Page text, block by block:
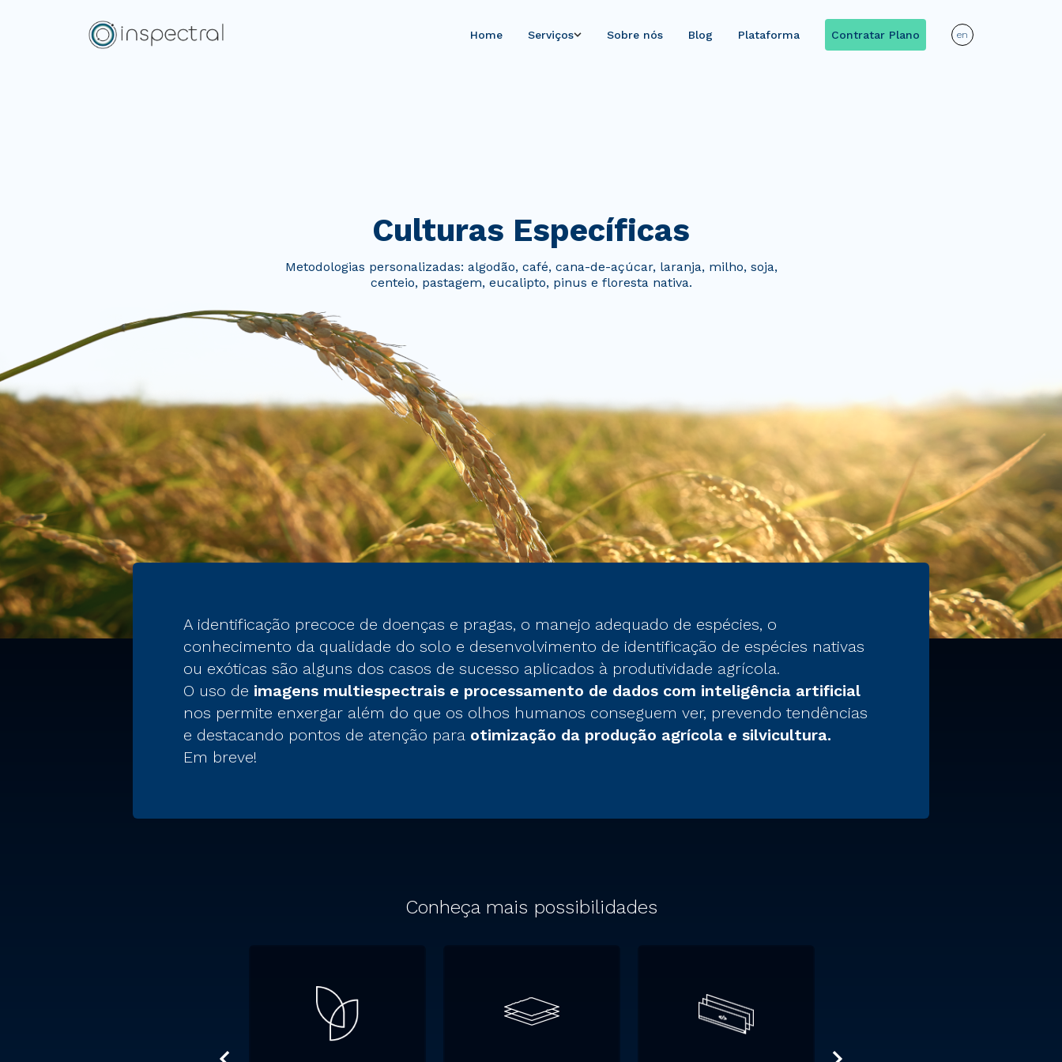
Home Serviços Sobre nós Blog Plataforma Contratar Plano en
Culturas Específicas
Metodologias personalizadas: algodão, café, cana-de-açúcar, laranja, milho, soja,
centeio, pastagem, eucalipto, pinus e floresta nativa.
A identificação precoce de doenças e pragas, o manejo adequado de espécies, o
conhecimento da qualidade do solo e desenvolvimento de identificação de espécies nativas
ou exóticas são alguns dos casos de sucesso aplicados à produtividade agrícola.
O uso de imagens multiespectrais e processamento de dados com inteligência artificial
nos permite enxergar além do que os olhos humanos conseguem ver, prevendo tendências
e destacando pontos de atenção para otimização da produção agrícola e silvicultura.
Em breve!
Conheça mais possibilidades